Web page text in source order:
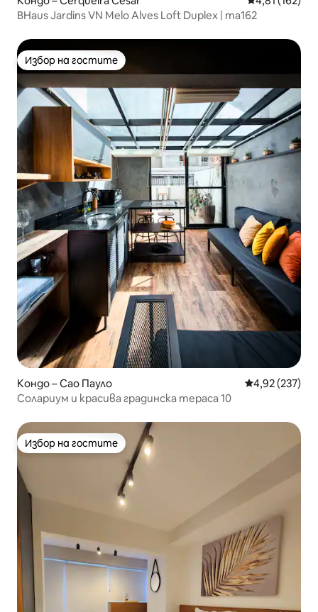
BHaus Jardins VN Melo Alves Loft Duplex | ma162
Избор на гостите
Избор на гостите
Кондо – Сао Пауло Средна
4,92 (237)
Солариум и красива градинска тераса 10
Избор на гостите
Избор на гостите